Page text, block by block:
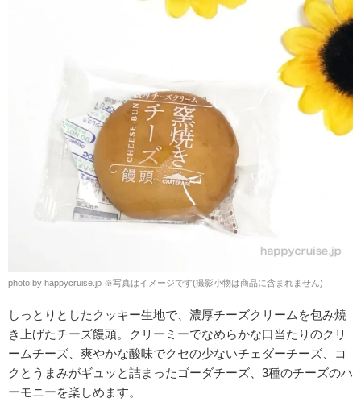
photo by happycruise.jp ※写真はイメージです(撮影小物は商品に含まれません)
しっとりとしたクッキー生地で、濃厚チーズクリームを包み焼
き上げたチーズ饅頭。
クリーミーでなめらかな口当たりのクリ
ームチーズ、爽やかな酸味でクセの少ないチェダーチーズ、コ
クとうまみがギュッと詰まったゴーダチーズ、3種のチーズのハ
ーモニーを楽しめます。